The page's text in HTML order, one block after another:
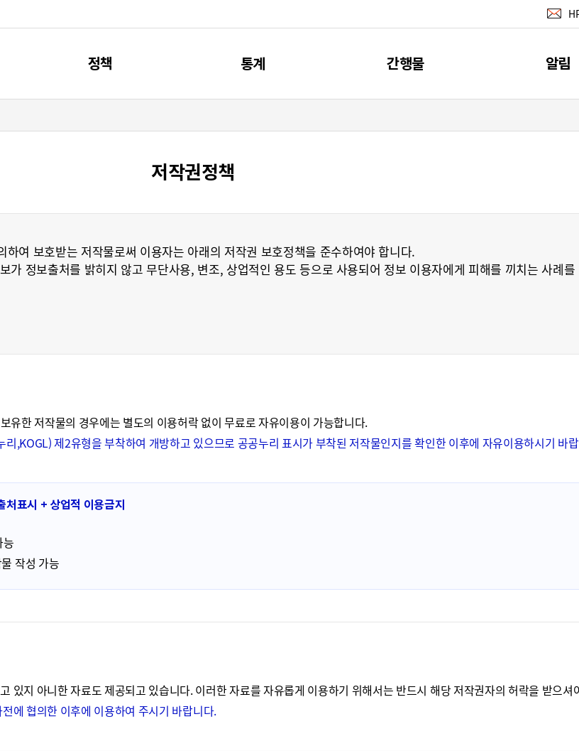
정책
제4차 과기인재 기본계획
통계
주요지표
간행물
간행물
알림
공지사
저작권정책
여 보호받는 저작물로써 이용자는 아래의 저작권 보호정책을 준수하여야 합니다.
정보출처를 밝히지 않고 무단사용, 변조, 상업적인 용도 등으로 사용되어 정보 이용자에게 피해를 끼치는 사례
한 저작물의 경우에는 별도의 이용허락 없이 무료로 자유이용이 가능합니다.
,KOGL) 제2유형을 부착하여 개방하고 있으므로 공공누리 표시가 부착된 저작물인지를 확인한 이후에 자유이용하시기 바
처표시 + 상업적 이용금지
능
작성 가능
있지 아니한 자료도 제공되고 있습니다. 이러한 자료를 자유롭게 이용하기 위해서는 반드시 해당 저작권자의 허락을 받으셔
에 협의한 이후에 이용하여 주시기 바랍니다.